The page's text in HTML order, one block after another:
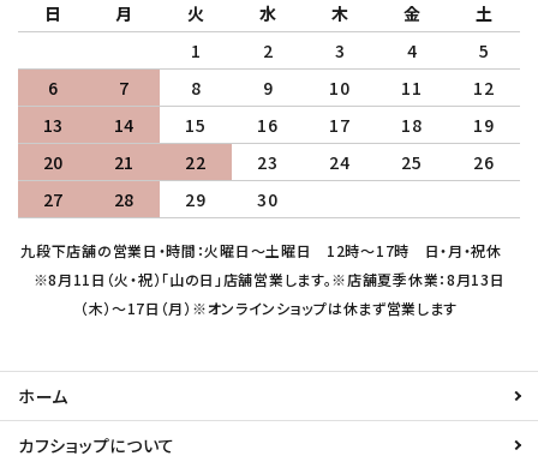
日 月 火 水 木 金
土
1
2 3 4
5
6
7 8 9 10 11
12
13
14 15 16 17 18
19
20
21 22 23 24 25
26
27
28 29 30
九段下店舗の営業日・時間：火曜日～土曜日 12時～17時 日・月・祝休
※8月11日（火・祝）「山の日」店舗営業します。※店舗夏季休業：8月13日
（木）～17日（月）※オンラインショップは休まず営業します
ホーム
カフショップについて